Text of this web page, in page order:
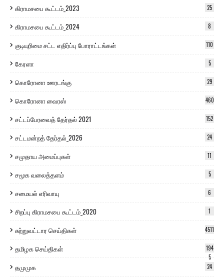
கிராமசபை கூட்டம்_2023 25
கிராமசபை கூட்டம்_2024 8
குடியுரிமை சட்ட எதிர்ப்பு போராட்டங்கள் 110
கேரளா 5
கொரோனா ஊரடங்கு 29
கொரோனா வைரஸ் 460
சட்டப்பேரவைத் தேர்தல் 2021 152
சட்டமன்றத் தேர்தல்_2026 24
சமுதாய அமைப்புகள் 11
சமூக வலைத்தளம் 5
சமையல் எரிவாயு 6
சிறப்பு கிராமசபை கூட்டம்_2020 1
சுற்றுவட்டார செய்திகள் 4511
தமிழக செய்திகள்
194
5
தமுமுக 24